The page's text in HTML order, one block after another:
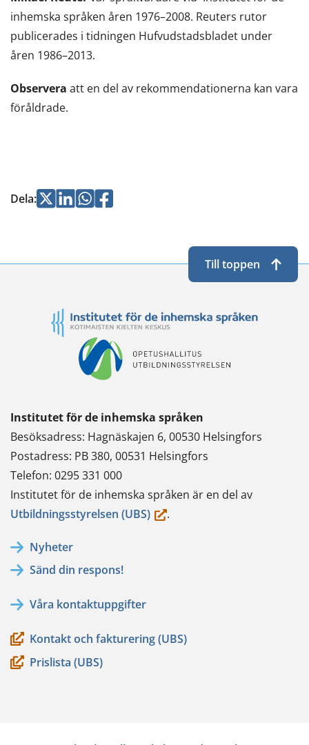
du
flyttar
annan
inhemska språken åren 1976–2008. Reuters rutor
publicerades i tidningen Hufvudstadsbladet under
åren 1986–2013.
Observera att en del av rekommendationerna kan vara
föråldrade.
Dela:Jaa Jaa Jaa
Jaa
Institutet för de inhemska språken
Besöksadress: Hagnäskajen 6, 00530 Helsingfors
Postadress: PB 380, 00531 Helsingfors
Telefon: 0295 331 000
Institutet för de inhemska språken är en del av
Utbildningsstyrelsen (UBS)(du.
Nyheter
Sänd din respons!
Våra kontaktuppgifter
Kontakt och fakturering (UBS)
Prislista (UBS)
Till toppen